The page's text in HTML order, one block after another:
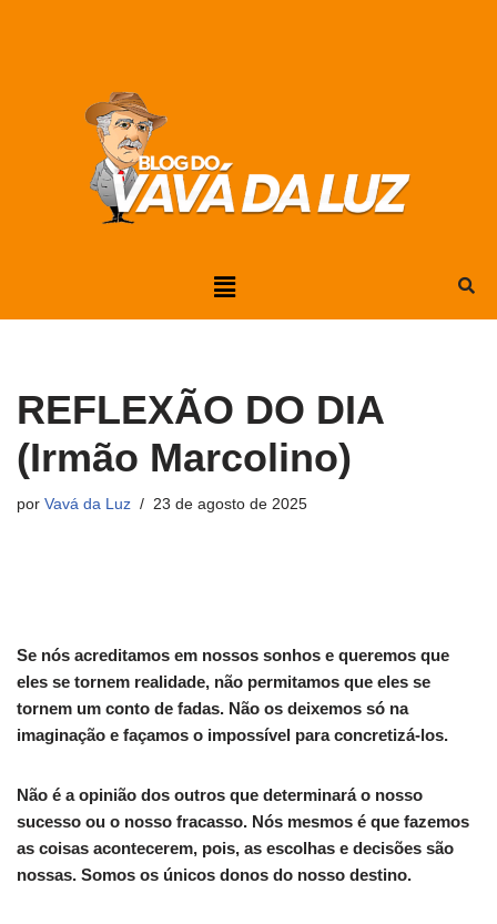
REFLEXÃO DO DIA
(Irmão Marcolino)
por Vavá da Luz 23 de agosto de 2025
Se nós acreditamos em nossos sonhos e queremos que
eles se tornem realidade, não permitamos que eles se
tornem um conto de fadas. Não os deixemos só na
imaginação e façamos o impossível para concretizá-los.
Não é a opinião dos outros que determinará o nosso
sucesso ou o nosso fracasso. Nós mesmos é que fazemos
as coisas acontecerem, pois, as escolhas e decisões são
nossas. Somos os únicos donos do nosso destino.